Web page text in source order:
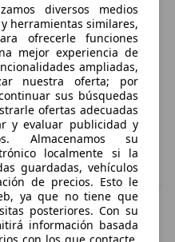
del certificado.
diversos medios
herramientas similares,
ofrecerle funciones
mejor experiencia de
ampliadas,
nuestra oferta; por
sus búsquedas
ofertas adecuadas
y evaluar publicidad y
Almacenamos su
localmente si la
guardadas, vehículos
de precios. Esto le
ya que no tiene que
posteriores. Con su
información basada
con los que contacte.